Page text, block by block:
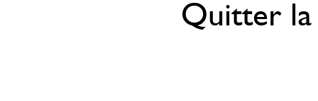
Quitter la